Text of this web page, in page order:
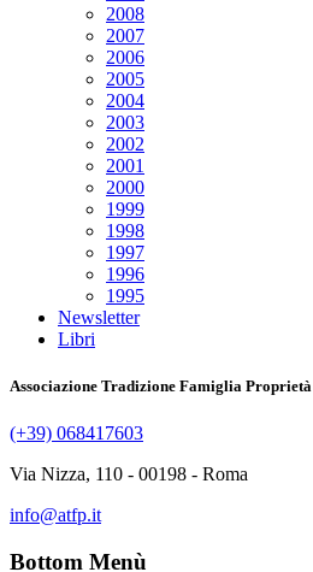
2008
2007
2006
2005
2004
2003
2002
2001
2000
1999
1998
1997
1996
1995
Newsletter
Libri
Associazione Tradizione Famiglia Proprietà
(+39) 068417603
Via Nizza, 110 - 00198 - Roma
info@atfp.it
Bottom Menù